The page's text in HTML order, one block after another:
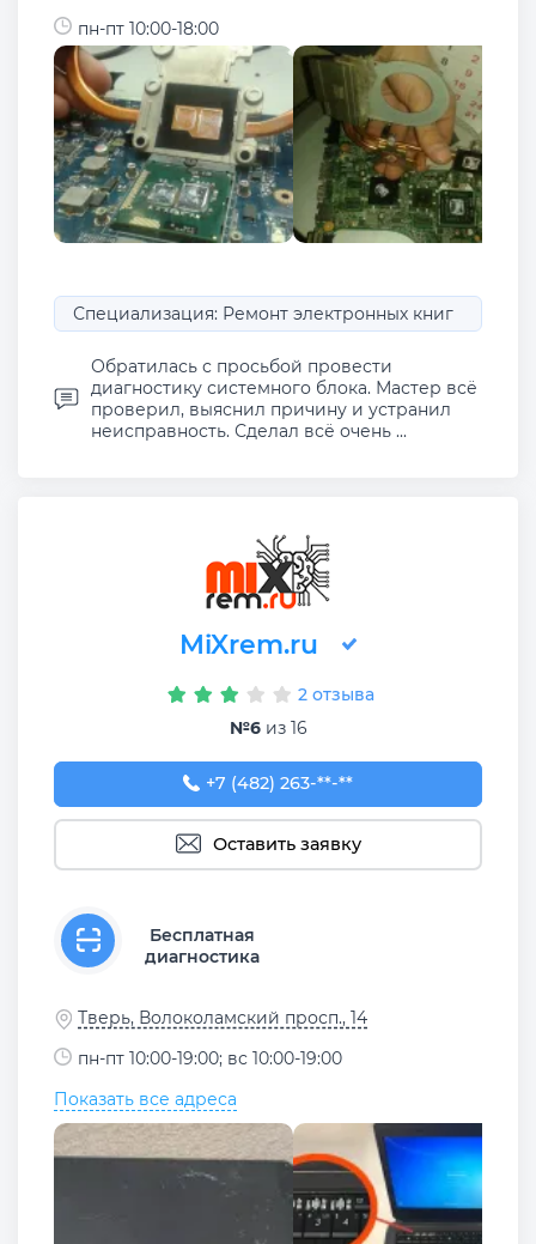
пн-пт 10:00-18:00
Специализация: Ремонт электронных книг
Обратилась с просьбой провести
диагностику системного блока. Мастер всё
проверил, выяснил причину и устранил
неисправность. Сделал всё очень ...
MiXrem.ru
2 отзыва
№6из 16
+7 (482) 263-31-14
+7 (482) 263-**-**
Оставить заявку
Бесплатная
диагностика
Тверь, Волоколамский просп., 14
пн-пт 10:00-19:00; вс 10:00-19:00
Показать все адреса